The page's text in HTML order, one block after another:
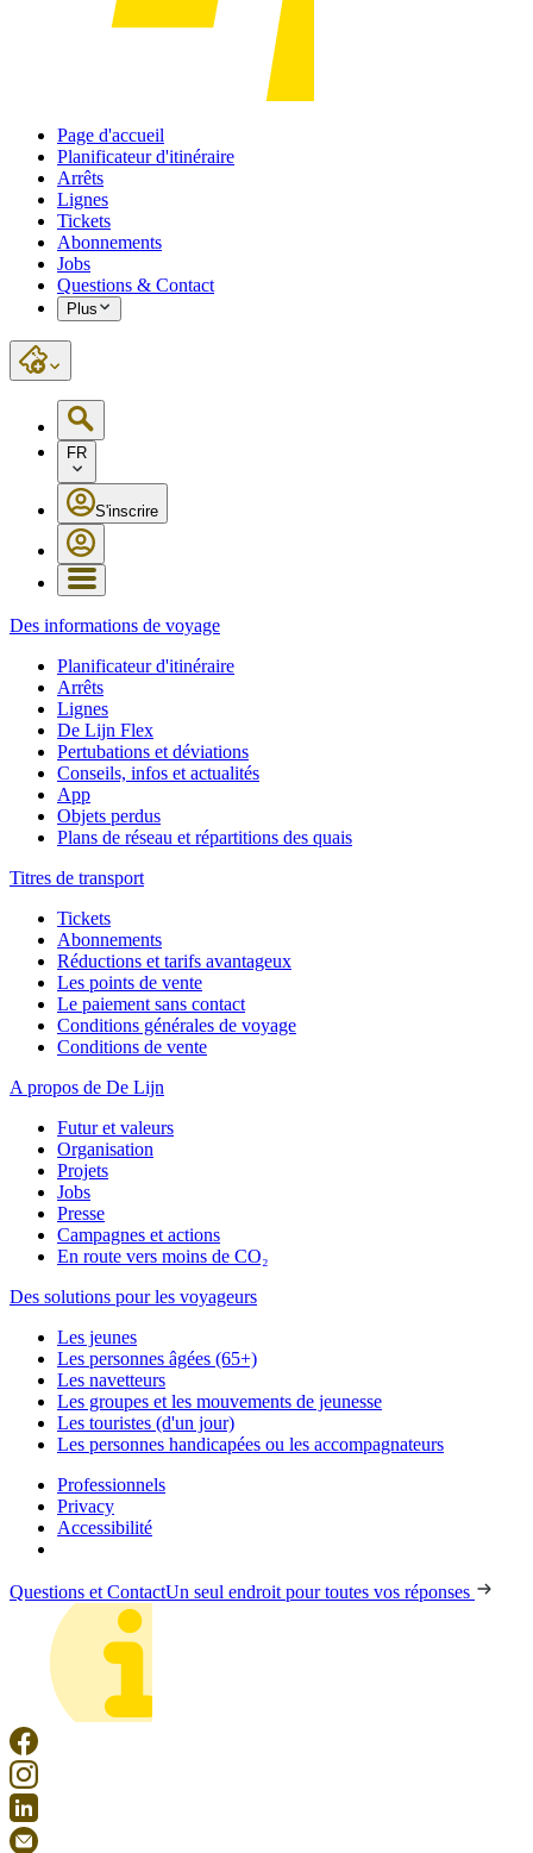
Page d'accueil
Planificateur d'itinéraire
Arrêts
Lignes
Tickets
Abonnements
Jobs
Questions & Contact
Plus
FR
S'inscrire
Des informations de voyage
Planificateur d'itinéraire
Arrêts
Lignes
De Lijn Flex
Pertubations et déviations
Conseils, infos et actualités
App
Objets perdus
Plans de réseau et répartitions des quais
Titres de transport
Tickets
Abonnements
Réductions et tarifs avantageux
Les points de vente
Le paiement sans contact
Conditions générales de voyage
Conditions de vente
A propos de De Lijn
Futur et valeurs
Organisation
Projets
Jobs
Presse
Campagnes et actions
En route vers moins de CO₂
Des solutions pour les voyageurs
Les jeunes
Les personnes âgées (65+)
Les navetteurs
Les groupes et les mouvements de jeunesse
Les touristes (d'un jour)
Les personnes handicapées ou les accompagnateurs
Professionnels
Privacy
Accessibilité
Questions et ContactUn seul endroit pour toutes vos réponses